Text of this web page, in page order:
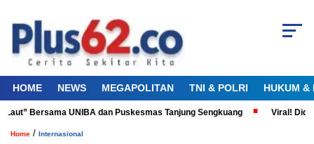
HOME NEWS MEGAPOLITAN TNI & POLRI HUKUM &
Bersama UNIBA dan Puskesmas Tanjung Sengkuang Viral! Diduga
Home / Internasional